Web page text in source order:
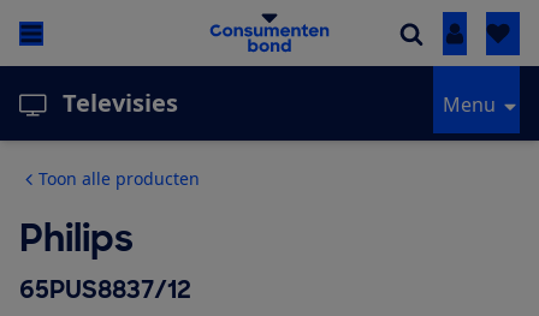
Inloggen
Televisies Menu
Toon alle producten
Philips
65PUS8837/12